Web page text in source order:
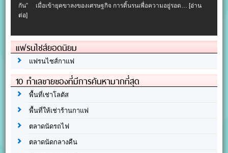
กัน” เมื่อเข้ายุคขาลงของเศรษฐกิจ การดิ้นรนเพื่อความอยู่รอด…[อ่าน
ต่อ]
แฟรนไชส์ยอดนิยม
แฟรนไชส์กาแฟ
10 ทำเลขายของที่มีการค้นหามากที่สุด
พื้นที่เช่าโลตัส
พื้นที่ให้เช่าร้านกาแฟ
ตลาดนัดรถไฟ
ตลาดนัดกลางคืน